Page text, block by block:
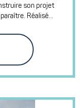
son projet
Réalisé...